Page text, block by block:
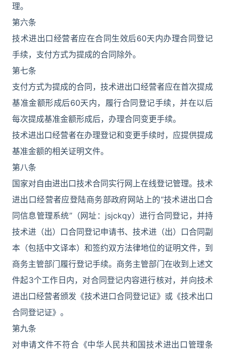
理。
第六条
技术进出口经营者应在合同生效后60天内办理合同登记
手续，支付方式为提成的合同除外。
第七条
支付方式为提成的合同，技术进出口经营者应在首次提成
基准金额形成后60天内，履行合同登记手续，并在以后
每次提成基准金额形成后，办理合同变更手续。
技术进出口经营者在办理登记和变更手续时，应提供提成
基准金额的相关证明文件。
第八条
国家对自由进出口技术合同实行网上在线登记管理。技术
进出口经营者应登陆商务部政府网站上的“技术进出口合
同信息管理系统”（网址：jsjckqy）进行合同登记，并持
技术进（出）口合同登记申请书、技术进（出）口合同副
本（包括中文译本）和签约双方法律地位的证明文件，到
商务主管部门履行登记手续。商务主管部门在收到上述文
件起3个工作日内，对合同登记内容进行核对，并向技术
进出口经营者颁发《技术进口合同登记证》或《技术出口
合同登记证》。
第九条
对申请文件不符合《中华人民共和国技术进出口管理条